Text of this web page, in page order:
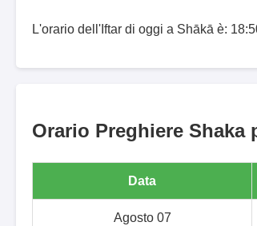
L'orario dell'Iftar di oggi a Shākā è:
Orario Preghiere
Data
Agosto 07